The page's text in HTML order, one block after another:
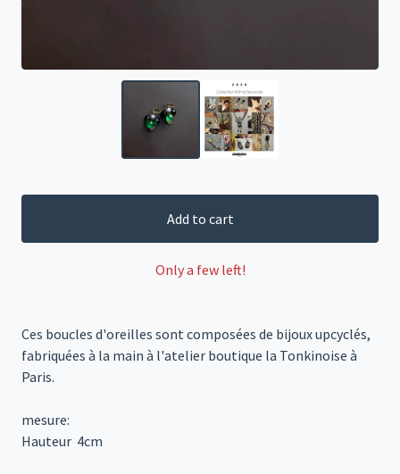
Add to cart
Only a few left!
Ces boucles d'oreilles sont composées de bijoux upcyclés,
fabriquées à la main à l'atelier boutique la Tonkinoise à
Paris.
mesure:
Hauteur 4cm